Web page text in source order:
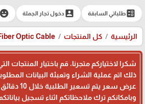
ballotطلباتي السابقة account_boxدخول تجار الجملة emoji_emotions
الرئيسية كل المنتجات Optic Cable
شكرا لاختياركم متجرنا، قم باختيار المنتجات
ذلك اتم عملية الشراء وتعبئة البيانات
عرض سعر يتم
وبامكانكم ترك ملاحظاتكم اثناء تسجيل